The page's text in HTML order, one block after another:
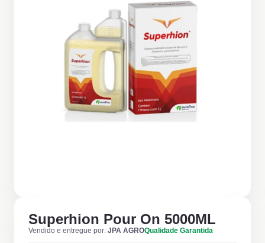
Superhion Pour On 5000ML
Vendido e entregue por: JPA AGROQualidade Garantida